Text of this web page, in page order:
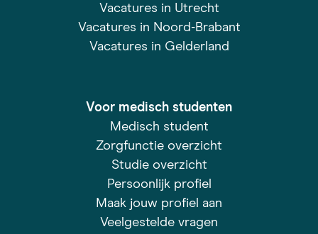
Vacatures in Utrecht
Vacatures in Noord-Brabant
Vacatures in Gelderland
Voor medisch studenten
Medisch student
Zorgfunctie overzicht
Studie overzicht
Persoonlijk profiel
Maak jouw profiel aan
Veelgestelde vragen